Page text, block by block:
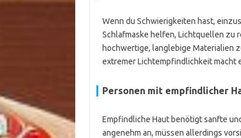
Wenn du Schwierigkeiten hast,
Schlafmaske helfen, Lichtquellen zu
hochwertige, langlebige Materialien
extremer Lichtempfindlichkeit macht
Personen mit empfindlicher
Empfindliche Haut benötigt sanfte
angenehm an, müssen allerdings